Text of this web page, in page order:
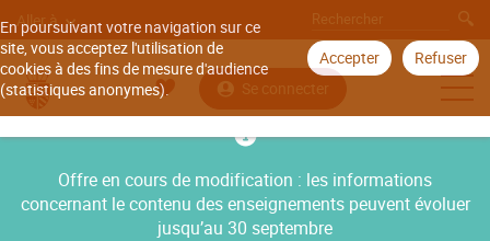
En poursuivant votre navigation sur ce
site, vous acceptez l'utilisation de
cookies à des fins de mesure d'audience
(statistiques anonymes).
Accepter Refuser
Aller à
Se connecter
Offre en cours de modification : les informations
concernant le contenu des enseignements peuvent évoluer
jusqu’au 30 septembre